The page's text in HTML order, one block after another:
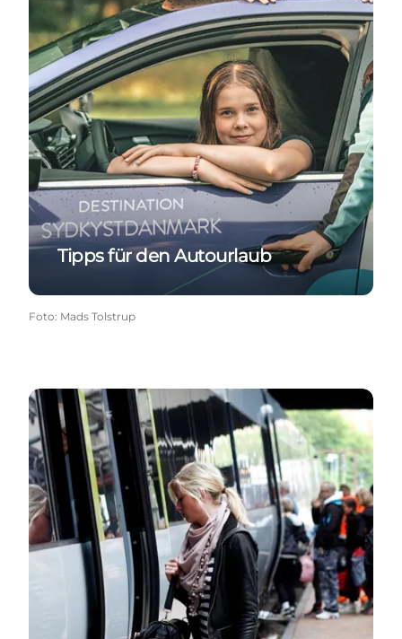
Tipps für den Autourlaub
Foto: Mads Tolstrup
Tipps für Bus und Bahn